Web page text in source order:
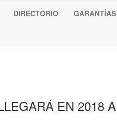
DIRECTORIO GARANTÍAS
EN 2018